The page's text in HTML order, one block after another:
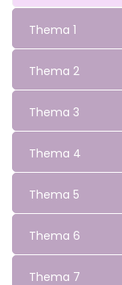
Thema 1
Thema 2
Thema 3
Thema 4
Thema 5
Thema 6
Thema 7